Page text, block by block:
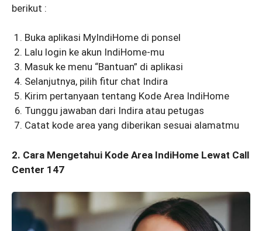
berikut :
Buka aplikasi MyIndiHome di ponsel
Lalu login ke akun IndiHome-mu
Masuk ke menu “Bantuan” di aplikasi
Selanjutnya, pilih fitur chat Indira
Kirim pertanyaan tentang Kode Area IndiHome
Tunggu jawaban dari Indira atau petugas
Catat kode area yang diberikan sesuai alamatmu
2. Cara Mengetahui Kode Area IndiHome Lewat Call
Center 147